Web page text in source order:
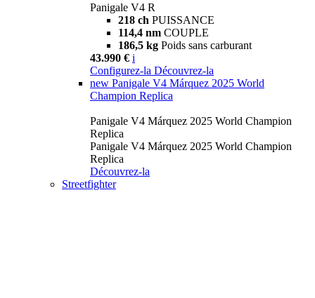
Panigale V4 R
218 ch PUISSANCE
114,4 nm COUPLE
186,5 kg Poids sans carburant
43.990 € i
Configurez-la Découvrez-la
new Panigale V4 Márquez 2025 World
Champion Replica
Panigale V4 Márquez 2025 World Champion
Replica
Panigale V4 Márquez 2025 World Champion
Replica
Découvrez-la
Streetfighter